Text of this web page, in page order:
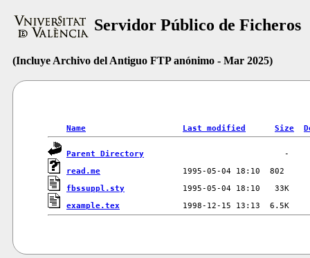
Servidor Público de Ficheros
(Incluye Archivo del Antiguo FTP anónimo - Mar 2025)
Name Last modified Size
Parent Directory
read.me
fbssuppl.sty
example.tex